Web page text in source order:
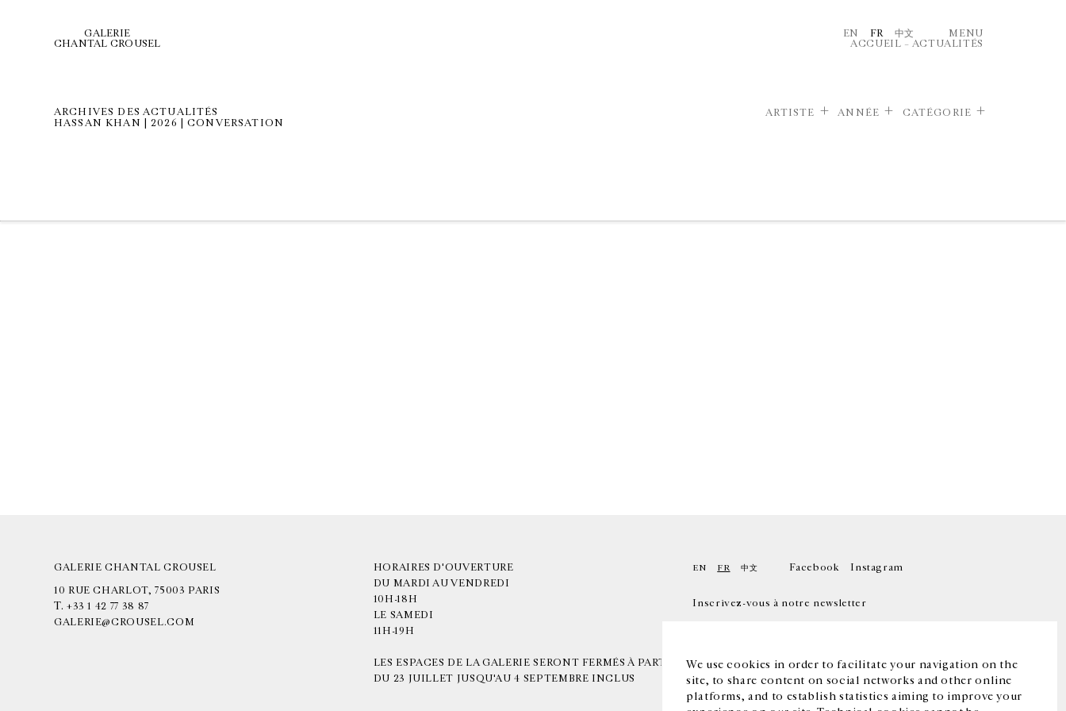
We use cookies in order to facilitate your navigation on the
site, to share content on social networks and other online
platforms, and to establish statistics aiming to improve your
GALERIE
CHANTAL CROUSEL
EN FR 中文
MENU
ACCUEIL – ACTUALITÉS
ARCHIVES DES ACTUALITÉS
HASSAN KHAN | 2026 | CONVERSATION
ARTISTE ANNÉE CATÉGORIE
GALERIE CHANTAL CROUSEL
10 RUE CHARLOT, 75003 PARIS
T. +33 1 42 77 38 87
GALERIE@CROUSEL.COM
HORAIRES D'OUVERTURE
DU MARDI AU VENDREDI
10H-18H
LE SAMEDI
11H-19H
LES ESPACES DE LA GALERIE SERONT FERMÉS À PARTIR
DU 23 JUILLET JUSQU'AU 4 SEPTEMBRE INCLUS
EN FR 中文 Facebook Instagram
Inscrivez-vous à notre newsletter